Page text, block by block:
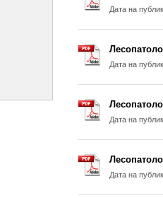
Дата на
Дата на
Дата на
Дата на